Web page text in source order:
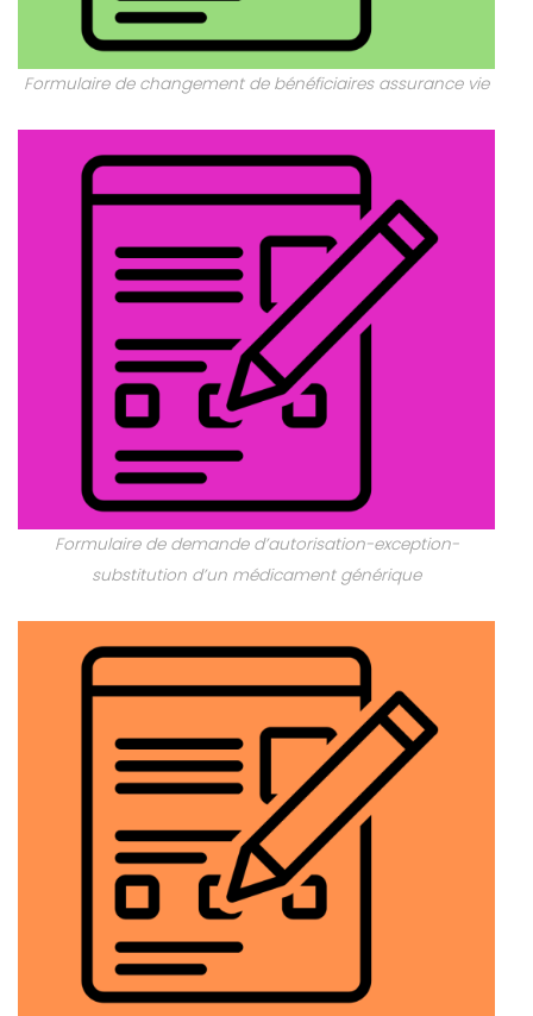
Formulaire de changement de bénéficiaires assurance vie
Formulaire de demande d’autorisation-exception-
substitution d’un médicament générique